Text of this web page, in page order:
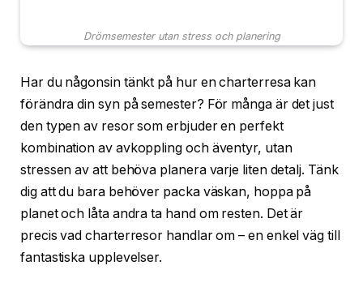
Drömsemester utan stress och planering
Har du någonsin tänkt på hur en charterresa kan
förändra din syn på semester? För många är det just
den typen av resor som erbjuder en perfekt
kombination av avkoppling och äventyr, utan
stressen av att behöva planera varje liten detalj. Tänk
dig att du bara behöver packa väskan, hoppa på
planet och låta andra ta hand om resten. Det är
precis vad charterresor handlar om – en enkel väg till
fantastiska upplevelser.